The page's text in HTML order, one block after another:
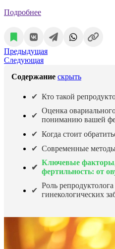
Подробнее
Предыдущая
Следующая
Содержание скрыть
Кто такой
Оценка
пониманию вашей
Когда стоит
Современные
Ключевые
фертильность: от
Роль
гинекологических